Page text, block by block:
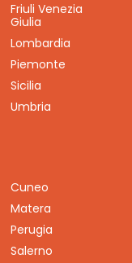
Friuli Venezia
Giulia
Lombardia
Piemonte
Sicilia
Umbria
Cuneo
Matera
Perugia
Salerno